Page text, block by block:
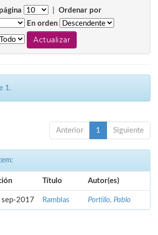
Ordenar por
En orden
1.
Anterior 1 Siguiente
Título Autor(es)
sep-2017 Ramblas Portillo, Pablo